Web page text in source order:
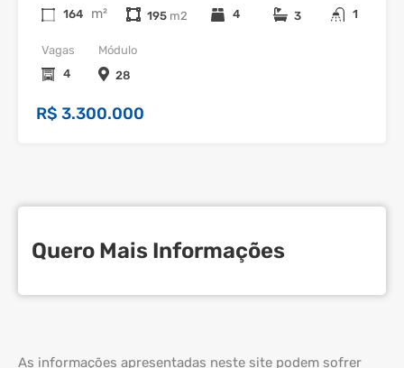
4
1
164
m²
Vagas
4
195
3
Módulo
28
R$ 3.300.000
Quero Mais Informações
As informações apresentadas neste site podem sofrer